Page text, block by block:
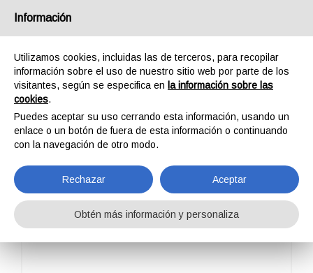
BUCKLE 924
Información
Utilizamos cookies, incluidas las de terceros, para recopilar
información sobre el uso de nuestro sitio web por parte de los
visitantes, según se especifica en la información sobre las
cookies.
Puedes aceptar su uso cerrando esta información, usando un
enlace o un botón de fuera de esta información o continuando
con la navegación de otro modo.
Rechazar Aceptar
Obtén más información y personaliza